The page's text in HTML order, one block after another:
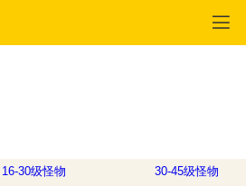
16-30级怪物
30-45级怪物